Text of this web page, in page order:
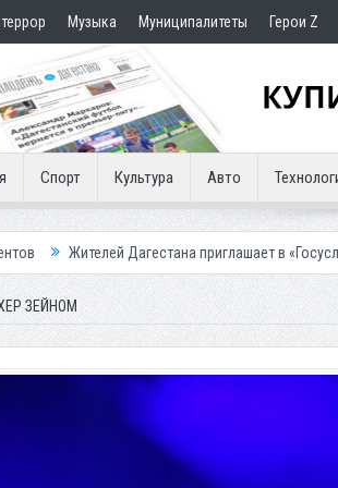
Музыка Муниципалитеты Герои Z
Спорт Культура Авто
Дагестана приглашает в «Госуслуги Дом»
ЗЕЙНОМ